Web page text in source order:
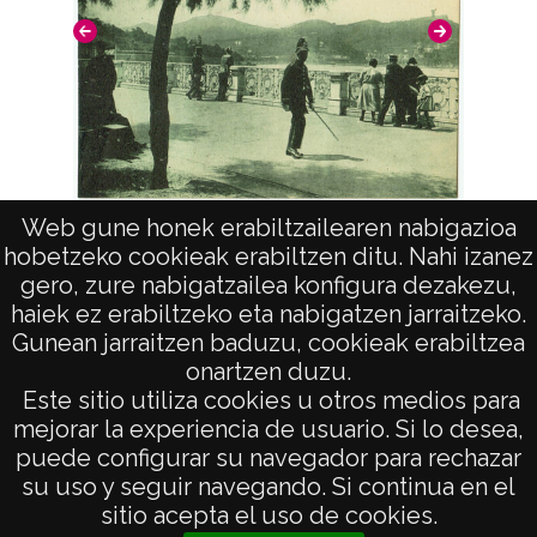
Web gune honek erabiltzailearen nabigazioa
hobetzeko cookieak erabiltzen ditu. Nahi izanez
gero, zure nabigatzailea konfigura dezakezu,
haiek ez erabiltzeko eta nabigatzen jarraitzeko.
Gunean jarraitzen baduzu, cookieak erabiltzea
onartzen duzu.
Este sitio utiliza cookies u otros medios para
mejorar la experiencia de usuario. Si lo desea,
puede configurar su navegador para rechazar
su uso y seguir navegando. Si continua en el
sitio acepta el uso de cookies.
El monte Igueldo visto desde el paseo
AVISO LEGAL
POLÍTICA DE PRIVACIDAD
ACCESIBILIDAD
ATENCIÓN CIUDADANA